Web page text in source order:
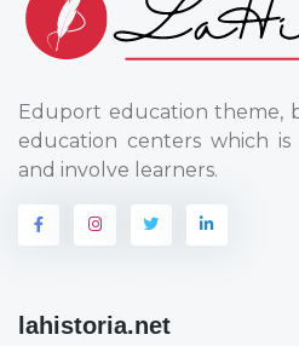
Eduport education theme,
education centers which
and involve learners.
lahistoria.net